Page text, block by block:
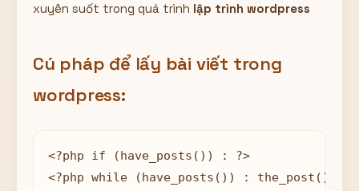
Nhớ tài khoản Quên mật khẩu ?
Bạn không có tài khoản?
xuyên suốt trong quá trình lập trình wordpress
Cú pháp để lấy bài viết trong
wordpress:
<?php if (have_posts()) : ?>
<?php while (have_posts()) : the_post(); ?>